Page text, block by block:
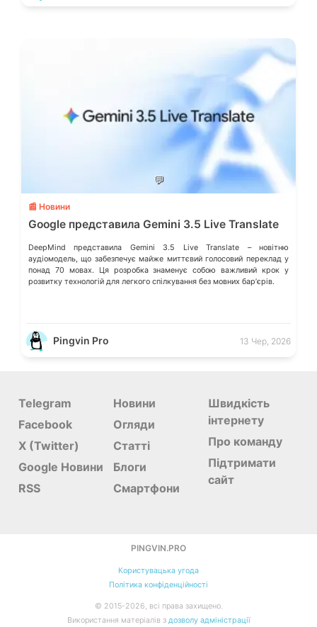
💬
📰 Новини
Google представила Gemini 3.5 Live Translate
DeepMind представила Gemini 3.5 Live Translate – новітню
аудіомодель, що забезпечує майже миттєвий голосовий переклад у
понад 70 мовах. Ця розробка знаменує собою важливий крок у
розвитку технологій для легкого спілкування без мовних барʼєрів.
Pingvin Pro 13 Чер, 2026
Telegram
Facebook
X (Twitter)
Google Новини
RSS
Новини
Огляди
Статті
Блоги
Смартфони
Швидкість
інтернету
Про команду
Підтримати
сайт
PINGVIN.PRO
Користувацька угода
Політика конфіденційності
© 2015-2026, всі права захищено.
Використання матеріалів з дозволу адміністрації